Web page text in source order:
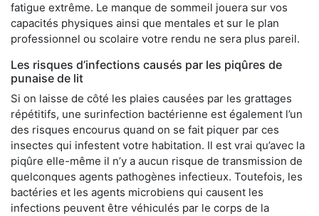
fatigue extrême. Le manque de sommeil jouera sur vos
capacités physiques ainsi que mentales et sur le plan
professionnel ou scolaire votre rendu ne sera plus pareil.
Les risques d’infections causés par les piqûres de
punaise de lit
Si on laisse de côté les plaies causées par les grattages
répétitifs, une surinfection bactérienne est également l’un
des risques encourus quand on se fait piquer par ces
insectes qui infestent votre habitation. Il est vrai qu’avec la
piqûre elle-même il n’y a aucun risque de transmission de
quelconques agents pathogènes infectieux. Toutefois, les
bactéries et les agents microbiens qui causent les
infections peuvent être véhiculés par le corps de la